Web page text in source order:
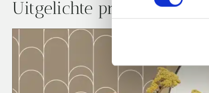
Uitgelichte producten